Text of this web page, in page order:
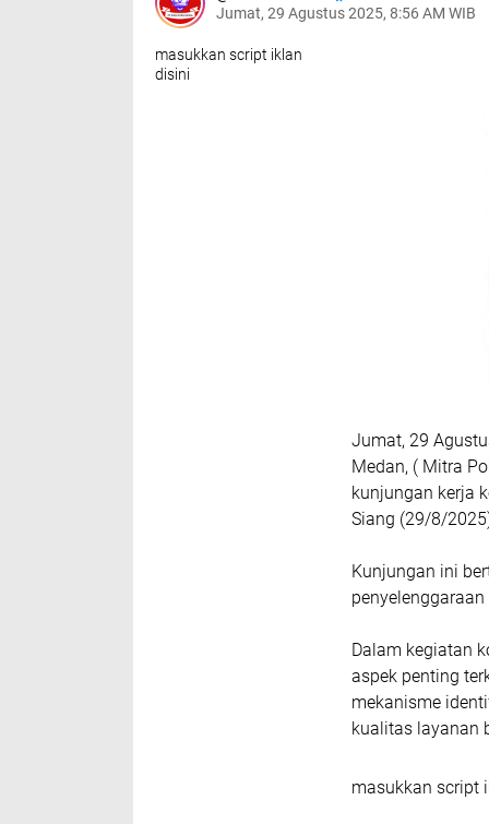
Jumat, 29 Agustus 2025, 8:56 AM WIB
masukkan script iklan
disini
Jumat, 29
Medan, ( Mitra
kunjungan kerja
Siang (29/8/
Kunjungan ini
Dalam kegiatan
aspek penting
mekanisme
kualitas layanan
masukkan script